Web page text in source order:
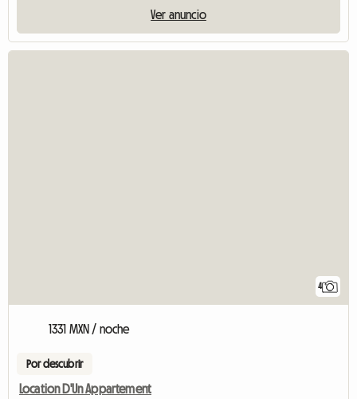
Ver anuncio
4
1331 MXN / noche
Por descubrir
Location D'Un Appartement